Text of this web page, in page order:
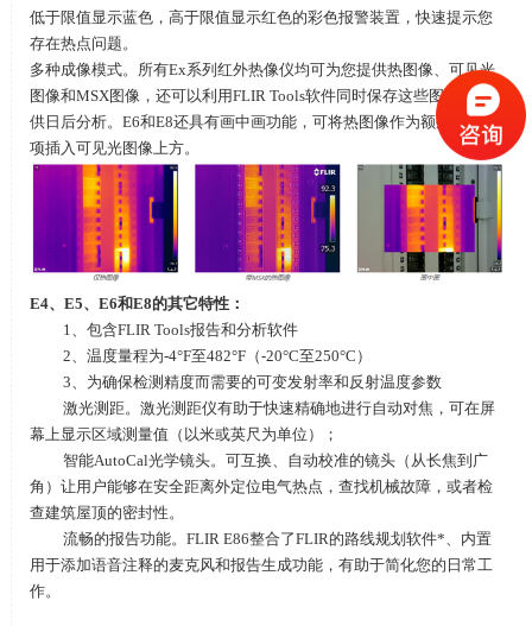
低于限值显示蓝色，高于限值显示红色的彩色报警装置，快速提示您
存在热点问题。
多种成像模式。所有Ex系列红外热像仪均可为您提供热图像、可见光
图像和MSX图像，还可以利用FLIR Tools软件同时保存这些图像，以
供日后分析。 E6和E8还具有画中画功能，可将热图像作为额外文件选
项插入可见光图像上方。
E4、 E5、 E6和E8的其它特性：
1、包含FLIR Tools报告和分析软件
2、温度量程为-4°F至482°F（-20°C至250°C ）
3、为确保检测精度而需要的可变发射率和反射温度参数
激光测距。激光测距仪有助于快速精确地进行自动对焦，可在屏
幕上显示区域测量值（以米或英尺为单位）；
智能AutoCal光学镜头。可互换、自动校准的镜头（从长焦到广
角）让用户能够在安全距离外定位电气热点，查找机械故障，或者检
查建筑屋顶的密封性。
流畅的报告功能。 FLIR E86整合了FLIR的路线规划软件*、内置
用于添加语音注释的麦克风和报告生成功能，有助于简化您的日常工
作。